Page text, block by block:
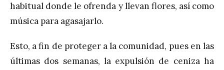
habitual donde le ofrenda y llevan flores, así como
música para agasajarlo.
Esto, a fin de proteger a la comunidad, pues en las
últimas dos semanas, la expulsión de ceniza ha